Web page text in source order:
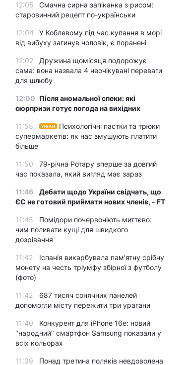
12:05
Смачна сирна запіканка з рисом:
старовинний рецепт по-українськи
12:04
У Коблевому під час купання в морі
від вибуху загинув чоловік, є поранені
12:02
Дружина щомісяця подорожує
сама: вона назвала 4 неочікувані переваги
для шлюбу
12:00 Після аномальної спеки: які
сюрпризи готує погода на вихідних
11:58 УНІАН
Психологічні пастки та трюки
супермаркетів: як нас змушують платити
більше
11:50
79-річна Ротару вперше за довгий
час показала, який вигляд має зараз
11:46
Дебати щодо України свідчать, що
ЄС не готовий приймати нових членів, - FT
11:45
Помідори почервоніють миттєво:
чим поливати кущі для швидкого
дозрівання
11:42
Іспанія викарбувала пам'ятну срібну
монету на честь тріумфу збірної з футболу
(фото)
11:42
687 тисяч сонячних панелей
допомогли місту пережити три урагани
11:40
Конкурент для iPhone 16e: новий
"народний" смартфон Samsung показали у
всіх кольорах
11:39
Понад третина поляків невдоволена